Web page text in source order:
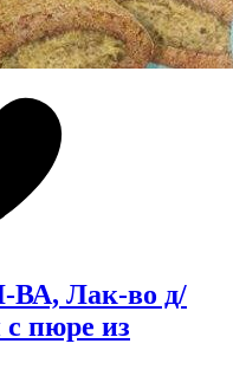
Лак-во д/
пюре из